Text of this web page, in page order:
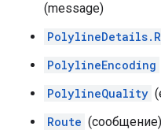
(message)
PolylineEncoding
PolylineQuality
Route (сообщение)